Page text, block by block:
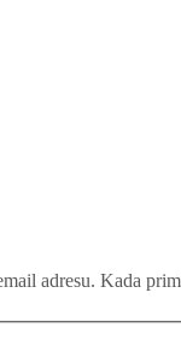
adresu. Kada